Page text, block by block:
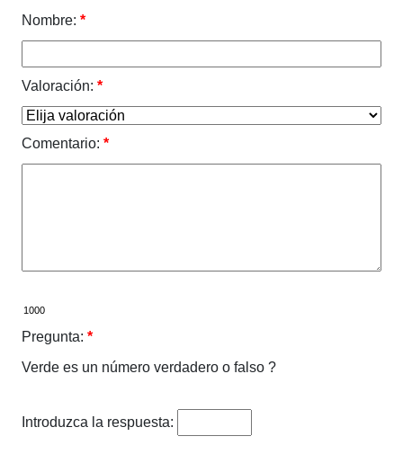
Nombre: *
Valoración: *
Comentario: *
Pregunta: *
Verde es un número verdadero o falso ?
Introduzca la respuesta: